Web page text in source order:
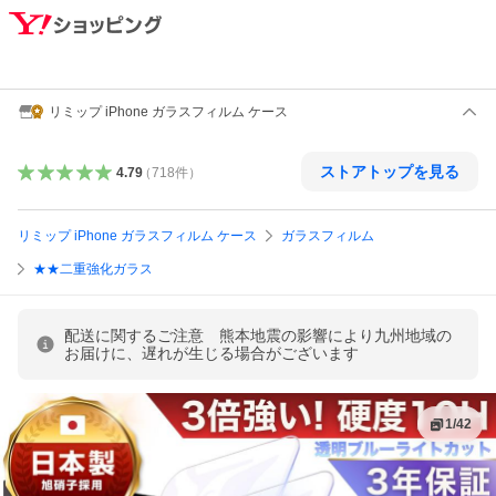
リミップ iPhone ガラスフィルム ケース
4.79（718件） ストアトップを見る
リミップ iPhone ガラスフィルム ケース ガラスフィルム
★★二重強化ガラス
配送に関するご注意 熊本地震の影響により九州地域の
お届けに、遅れが生じる場合がございます
1/42